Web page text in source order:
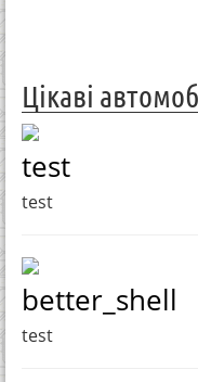
Цікаві
test
test
better_shell
test